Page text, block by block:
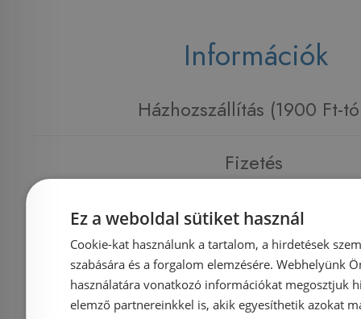
Információk
Házhozszállítás (1900 Ft-
Fizetés
Kapcsolat
Adatvédelmi tájékoztató
Ez a weboldal sütiket használ
Cookie-kat használunk a tartalom, a hirdetések
szabására és a forgalom elemzésére. Webhelyünk
használatára vonatkozó információkat megosztjuk
elemző partnereinkkel is, akik egyesíthetik azokat